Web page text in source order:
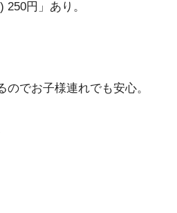
円」あり。
でお子様連れでも安心。